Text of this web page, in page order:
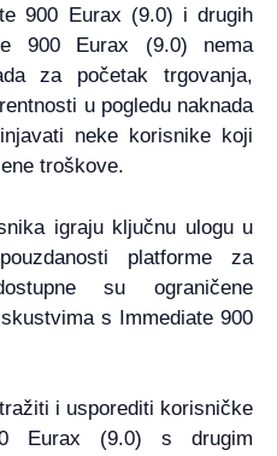
900 Eurax (9.0) i drugih
900 Eurax (9.0) nema
za početak trgovanja,
u pogledu naknada
neke korisnike koji
troškove.
igraju ključnu ulogu u
platforme za
su ograničene
s Immediate 900
i usporediti korisničke
Eurax (9.0) s drugim